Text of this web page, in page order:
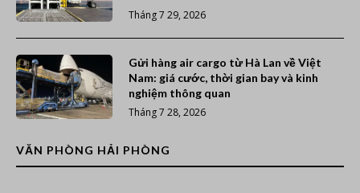
Tháng 7 29, 2026
Gửi hàng air cargo từ Hà Lan về Việt
Nam: giá cước, thời gian bay và kinh
nghiệm thông quan
Tháng 7 28, 2026
VĂN PHÒNG HẢI PHÒNG